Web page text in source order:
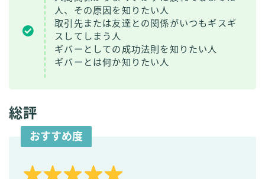
人、その原因を知りたい人
取引先または友達との関係がいつもギスギ
スしてしまう人
ギバーとしての成功法則を知りたい人
ギバーとは何か知りたい人
総評
おすすめ度